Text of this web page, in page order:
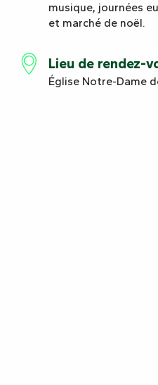
musique, journées
et marché de noël.
Lieu de rendez-
Église Notre-Dame